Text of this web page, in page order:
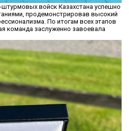
войск Казахстана успешно
продемонстрировав высокий
По итогам всех этапов
команда заслуженно завоевала